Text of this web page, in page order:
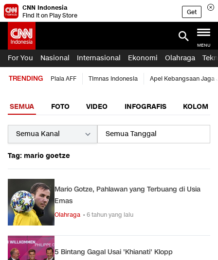
CNN Indonesia
Find it on Play Store
Get
MENU
For You Nasional Internasional Ekonomi Olahraga
TRENDING Piala AFF Timnas Indonesia Apel Kebangsaan Jaga
SEMUA FOTO VIDEO INFOGRAFIS KOLOM
Tag: mario goetze
Mario Gotze, Pahlawan yang Terbuang di Usia
Emas
Olahraga • 6 tahun yang lalu
5 Bintang Gagal Usai 'Khianati' Klopp